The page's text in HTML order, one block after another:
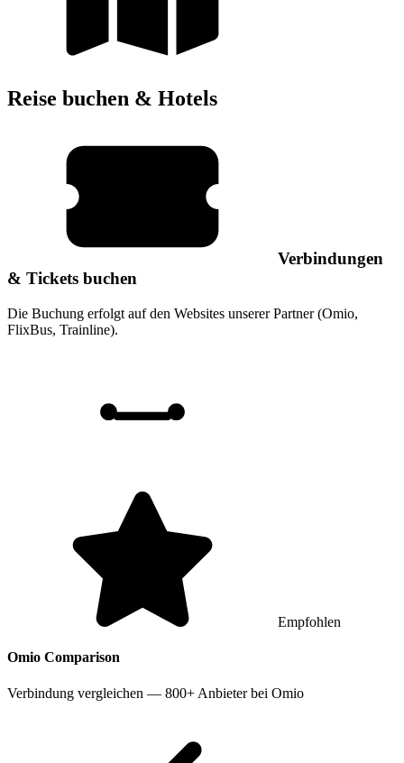
Reise buchen & Hotels
Verbindungen
& Tickets buchen
Die Buchung erfolgt auf den Websites unserer Partner (Omio,
FlixBus, Trainline).
Empfohlen
Omio Comparison
Verbindung vergleichen — 800+ Anbieter bei Omio